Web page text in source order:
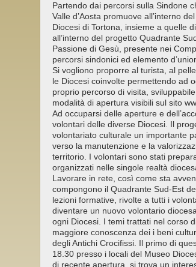
Partendo dai percorsi sulla Sindone
Valle d’Aosta promuove all’interno
Diocesi di Tortona, insieme a quelle
all’interno del progetto Quadrante
Passione di Gesù, presente nei
percorsi sindonici ed elemento
Si vogliono proporre al turista, al
le Diocesi coinvolte permettendo ad
proprio percorso di visita,
modalità di apertura visibili sul sito
Ad occuparsi delle aperture e
volontari delle diverse Diocesi. Il
volontariato culturale un importante
verso la manutenzione e la
territorio. I volontari sono stati
organizzati nelle singole realtà
Lavorare in rete, così come sta
compongono il Quadrante Sud-Est
lezioni formative, rivolte a tutti i
diventare un nuovo volontario
ogni Diocesi. I temi trattati nel corso
maggiore conoscenza dei i beni
degli Antichi Crocifissi. Il primo di
18.30 presso i locali del Museo
di recente apertura, si trova un